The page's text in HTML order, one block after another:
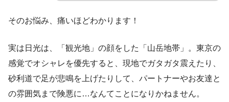
そのお悩み、痛いほどわかります！
実は日光は、「観光地」の顔をした「山岳地帯」。東京の
感覚でオシャレを優先すると、現地でガタガタ震えたり、
砂利道で足が悲鳴を上げたりして、パートナーやお友達と
の雰囲気まで険悪に…なんてことになりかねません。